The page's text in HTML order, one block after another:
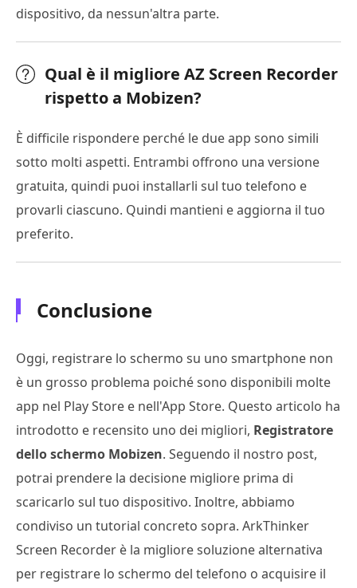
dispositivo, da nessun'altra parte.
Qual è il migliore AZ Screen Recorder
rispetto a Mobizen?
È difficile rispondere perché le due app sono simili
sotto molti aspetti. Entrambi offrono una versione
gratuita, quindi puoi installarli sul tuo telefono e
provarli ciascuno. Quindi mantieni e aggiorna il tuo
preferito.
Conclusione
Oggi, registrare lo schermo su uno smartphone non
è un grosso problema poiché sono disponibili molte
app nel Play Store e nell'App Store. Questo articolo ha
introdotto e recensito uno dei migliori, Registratore
dello schermo Mobizen. Seguendo il nostro post,
potrai prendere la decisione migliore prima di
scaricarlo sul tuo dispositivo. Inoltre, abbiamo
condiviso un tutorial concreto sopra. ArkThinker
Screen Recorder è la migliore soluzione alternativa
per registrare lo schermo del telefono o acquisire il